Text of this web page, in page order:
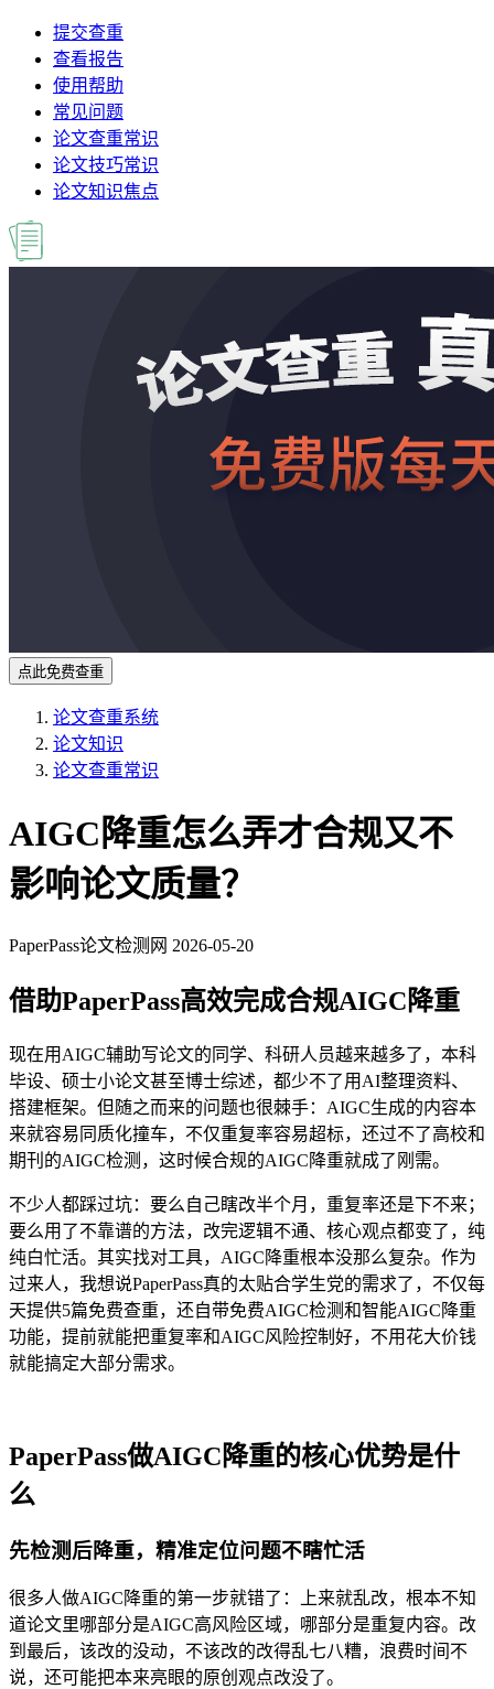
提交查重
查看报告
使用帮助
常见问题
论文查重常识
论文技巧常识
论文知识焦点
点此免费查重
论文查重系统
论文知识
论文查重常识
AIGC降重怎么弄才合规又不
影响论文质量？
PaperPass论文检测网 2026-05-20
借助PaperPass高效完成合规AIGC降重
现在用AIGC辅助写论文的同学、科研人员越来越多了，本科
毕设、硕士小论文甚至博士综述，都少不了用AI整理资料、
搭建框架。但随之而来的问题也很棘手：AIGC生成的内容本
来就容易同质化撞车，不仅重复率容易超标，还过不了高校和
期刊的AIGC检测，这时候合规的AIGC降重就成了刚需。
不少人都踩过坑：要么自己瞎改半个月，重复率还是下不来；
要么用了不靠谱的方法，改完逻辑不通、核心观点都变了，纯
纯白忙活。其实找对工具，AIGC降重根本没那么复杂。作为
过来人，我想说PaperPass真的太贴合学生党的需求了，不仅每
天提供5篇免费查重，还自带免费AIGC检测和智能AIGC降重
功能，提前就能把重复率和AIGC风险控制好，不用花大价钱
就能搞定大部分需求。
PaperPass做AIGC降重的核心优势是什
么
先检测后降重，精准定位问题不瞎忙活
很多人做AIGC降重的第一步就错了：上来就乱改，根本不知
道论文里哪部分是AIGC高风险区域，哪部分是重复内容。改
到最后，该改的没动，不该改的改得乱七八糟，浪费时间不
说，还可能把本来亮眼的原创观点改没了。